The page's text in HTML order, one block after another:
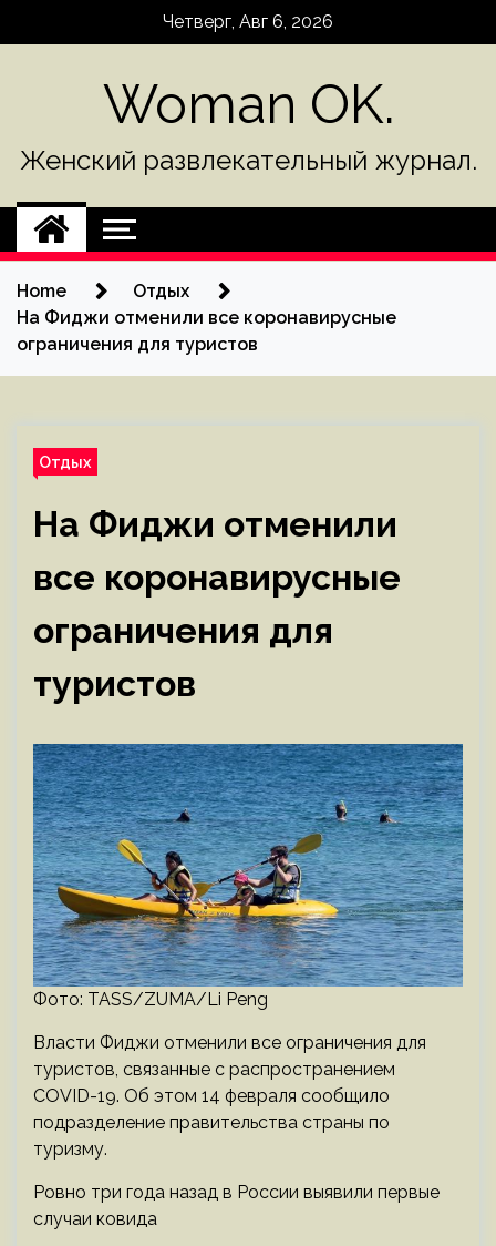
Четверг, Авг 6, 2026
Woman OK.
Женский развлекательный журнал.
Home
Отдых
На Фиджи отменили все коронавирусные
ограничения для туристов
Отдых
На Фиджи отменили
все коронавирусные
ограничения для
туристов
Фото: TASS/ZUMA/Li Peng
Власти Фиджи отменили все ограничения для
туристов, связанные с распространением
COVID-19. Об этом 14 февраля сообщило
подразделение правительства страны по
туризму.
Ровно три года назад в России выявили первые
случаи ковида